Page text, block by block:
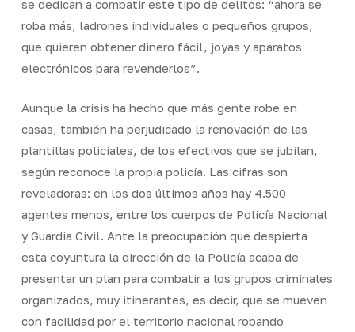
se dedican a combatir este tipo de delitos: “ahora se
roba más, ladrones individuales o pequeños grupos,
que quieren obtener dinero fácil, joyas y aparatos
electrónicos para revenderlos”.
Aunque la crisis ha hecho que más gente robe en
casas, también ha perjudicado la renovación de las
plantillas policiales, de los efectivos que se jubilan,
según reconoce la propia policía. Las cifras son
reveladoras: en los dos últimos años hay 4.500
agentes menos, entre los cuerpos de Policía Nacional
y Guardia Civil. Ante la preocupación que despierta
esta coyuntura la dirección de la Policía acaba de
presentar un plan para combatir a los grupos criminales
organizados, muy itinerantes, es decir, que se mueven
con facilidad por el territorio nacional robando